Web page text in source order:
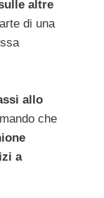
altre
di una
allo
che
a